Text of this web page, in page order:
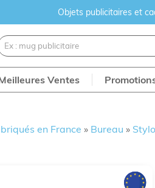
Objets publicitaires et
Ventes
en France » Bureau »